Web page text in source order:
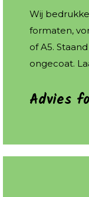
Wij
formaten,
of A5.
ongecoat.
Advies